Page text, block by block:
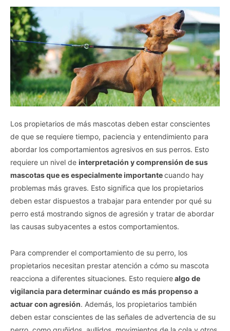
Los propietarios de más mascotas deben estar conscientes
de que se requiere tiempo, paciencia y entendimiento para
abordar los comportamientos agresivos en sus perros. Esto
requiere un nivel de interpretación y comprensión de sus
mascotas que es especialmente importantecuando hay
problemas más graves. Esto significa que los propietarios
deben estar dispuestos a trabajar para entender por qué su
perro está mostrando signos de agresión y tratar de abordar
las causas subyacentes a estos comportamientos.
Para comprender el comportamiento de su perro, los
propietarios necesitan prestar atención a cómo su mascota
reacciona a diferentes situaciones. Esto requierealgo de
vigilancia para determinar cuándo es más propenso a
actuar con agresión. Además, los propietarios también
deben estar conscientes de las señales de advertencia de su